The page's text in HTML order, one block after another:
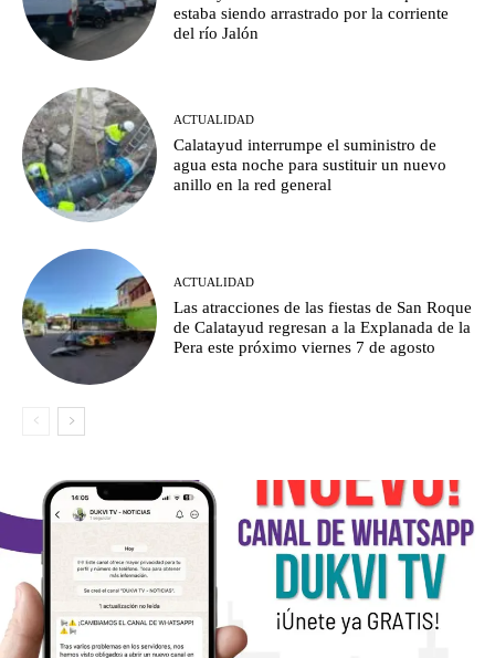
estaba siendo arrastrado por la corriente
del río Jalón
ACTUALIDAD
Calatayud interrumpe el suministro de
agua esta noche para sustituir un nuevo
anillo en la red general
ACTUALIDAD
Las atracciones de las fiestas de San Roque
de Calatayud regresan a la Explanada de la
Pera este próximo viernes 7 de agosto